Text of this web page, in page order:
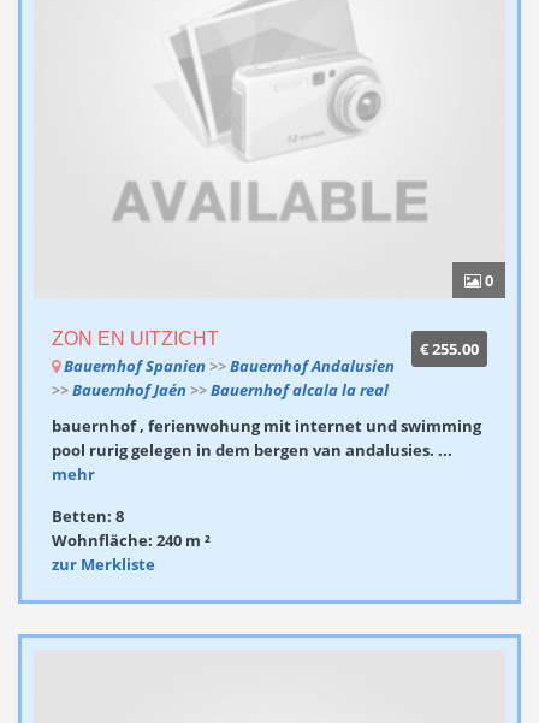
0
€ 255.00
ZON EN UITZICHT
Bauernhof Spanien >>Bauernhof Andalusien
>>Bauernhof Jaén >>Bauernhof alcala la real
bauernhof , ferienwohung mit internet und swimming
pool rurig gelegen in dem bergen van andalusies. ...
mehr
Betten: 8
Wohnfläche: 240 m ²
zur Merkliste